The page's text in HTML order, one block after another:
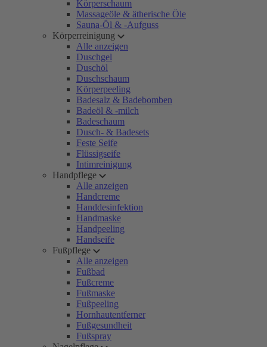
Körperschaum
Massageöle & ätherische Öle
Sauna-Öl & -Aufguss
Körperreinigung
Alle anzeigen
Duschgel
Duschöl
Duschschaum
Körperpeeling
Badesalz & Badebomben
Badeöl & -milch
Badeschaum
Dusch- & Badesets
Feste Seife
Flüssigseife
Intimreinigung
Handpflege
Alle anzeigen
Handcreme
Handdesinfektion
Handmaske
Handpeeling
Handseife
Fußpflege
Alle anzeigen
Fußbad
Fußcreme
Fußmaske
Fußpeeling
Hornhautentferner
Fußgesundheit
Fußspray